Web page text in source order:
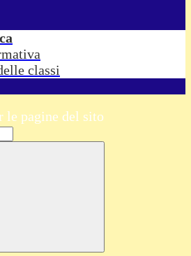
classi
le pagine del sito